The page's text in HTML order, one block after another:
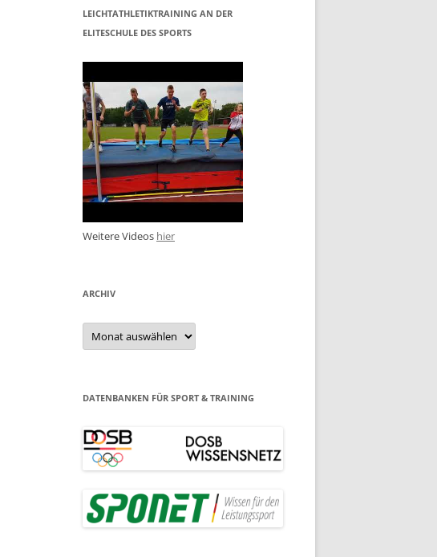
LEICHTATHLETIKTRAINING AN DER
ELITESCHULE DES SPORTS
Weitere Videos hier
ARCHIV
Archiv
DATENBANKEN FÜR SPORT & TRAINING